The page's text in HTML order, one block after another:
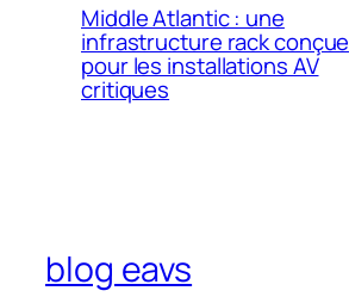
Middle Atlantic : une
infrastructure rack conçue
pour les installations AV
critiques
blog eavs